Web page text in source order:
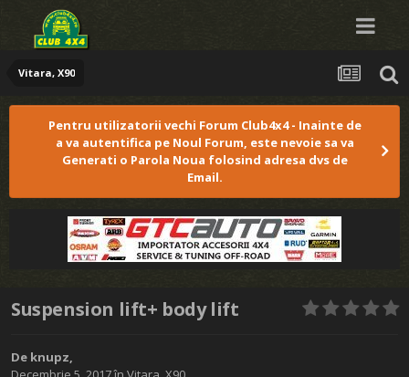
Vitara, X90
Pentru utilizatorii vechi Forum Club4x4 - Inainte de
a va autentifica pe Noul Forum, este nevoie sa va
Generati o Parola Noua folosind adresa dvs de
Email.
Suspension lift+ body lift
De knupz,